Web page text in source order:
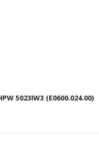
5023IW3 (E0600.024.00)